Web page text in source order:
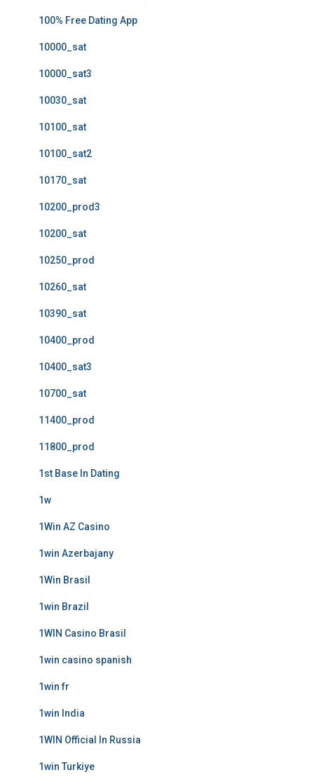
100% Free Dating App
10000_sat
10000_sat3
10030_sat
10100_sat
10100_sat2
10170_sat
10200_prod3
10200_sat
10250_prod
10260_sat
10390_sat
10400_prod
10400_sat3
10700_sat
11400_prod
11800_prod
1st Base In Dating
1w
1Win AZ Casino
1win Azerbajany
1Win Brasil
1win Brazil
1WIN Casino Brasil
1win casino spanish
1win fr
1win India
1WIN Official In Russia
1win Turkiye